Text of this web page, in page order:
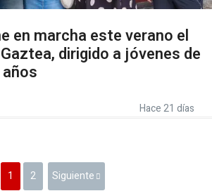
en marcha este verano el
dirigido a jóvenes de
Hace 21 días
1 2 Siguiente